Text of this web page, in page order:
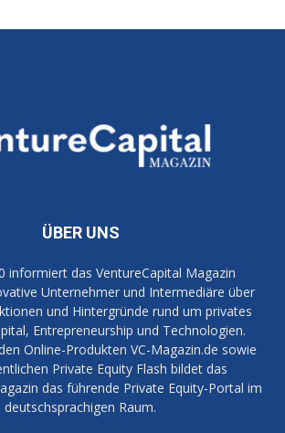
ÜBER UNS
informiert das VentureCapital Magazin
Unternehmer und Intermediäre über
und Hintergründe rund um privates
Entrepreneurship und Technologien.
Online-Produkten VC-Magazin.de sowie
Private Equity Flash bildet das
das führende Private Equity-Portal im
deutschsprachigen Raum.